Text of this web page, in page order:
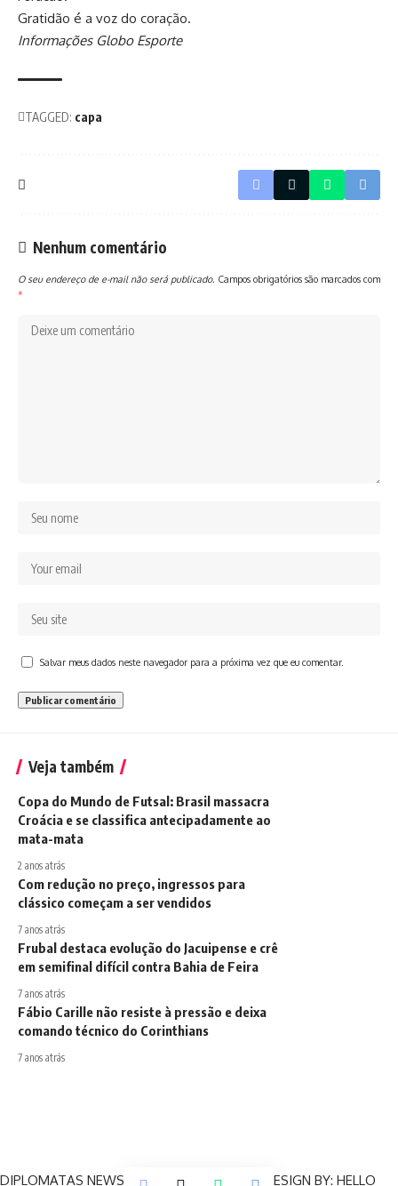
Gratidão é a voz do coração.
Informações Globo Esporte
TAGGED: capa
Nenhum comentário
O seu endereço de e-mail não será publicado. Campos obrigatórios são marcados com
*
Salvar meus dados neste navegador para a próxima vez que eu comentar.
Veja também
Copa do Mundo de Futsal: Brasil massacra
Croácia e se classifica antecipadamente ao
mata-mata
2 anos atrás
Com redução no preço, ingressos para
clássico começam a ser vendidos
7 anos atrás
Frubal destaca evolução do Jacuipense e crê
em semifinal difícil contra Bahia de Feira
7 anos atrás
Fábio Carille não resiste à pressão e deixa
comando técnico do Corinthians
7 anos atrás
DIPLOMATAS NEWS © COPYRIGHT 2019 – DESIGN BY: HELLO